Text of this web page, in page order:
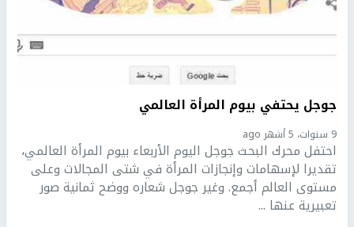
جوجل يحتفي بيوم المرأة العالمي
9 سنوات، 5 أشهر ago
احتفل محرك البحث جوجل اليوم الأربعاء بيوم المرأة العالمي،
تقديرا لإسهامات وإنجازات المرأة في شتى المجالات وعلى
مستوى العالم أجمع. وغير جوجل شعاره ووضح ثمانية صور
تعبيرية عنها ...